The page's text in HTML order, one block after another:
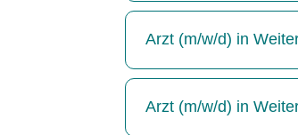
Arzt (m/w/d) in
Arzt (m/w/d) in